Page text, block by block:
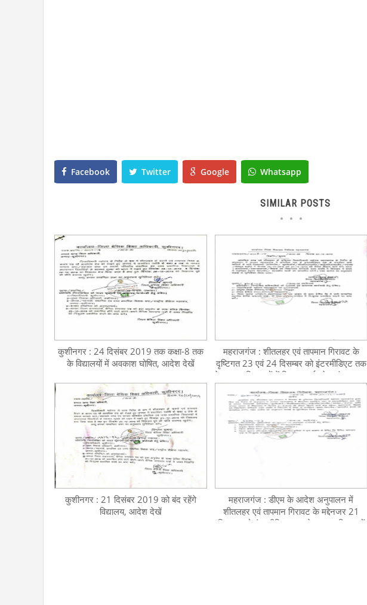
Facebook Twitter Google Whatsapp
SIMILAR POSTS
कुशीनगर : 24 दिसंबर 2019 तक कक्षा-8 तक
के विद्यालयों में अवकाश घोषित, आदेश देखें
महराजगंज : शीतलहर एवं तापमान गिरावट के
दृष्टिगत 23 एवं 24 दिसम्बर को इंटरमीडिएट तक
के समस्त विद्यालयों में शिक्षण कार्य रहेगा बंद, सूचना
विज्ञप्ति देखें
कुशीनगर : 21 दिसंबर 2019 को बंद रहेंगे
विद्यालय, आदेश देखें
महराजगंज : डीएम के आदेश अनुपालन में
शीतलहर एवं तापमान गिरावट के मद्देनजर 21
दिसम्बर को इंटरमीडिएट तक के समस्त विद्यालयों